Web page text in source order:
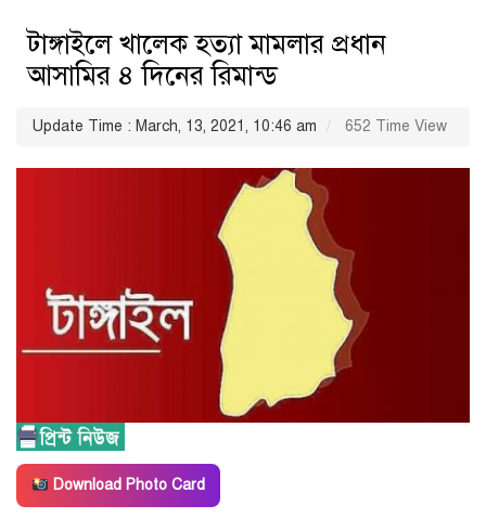
টাঙ্গাইলে খালেক হত্যা মামলার প্রধান
আসামির ৪ দিনের রিমান্ড
Update Time : March, 13, 2021, 10:46 am 652 Time View
Download Photo Card